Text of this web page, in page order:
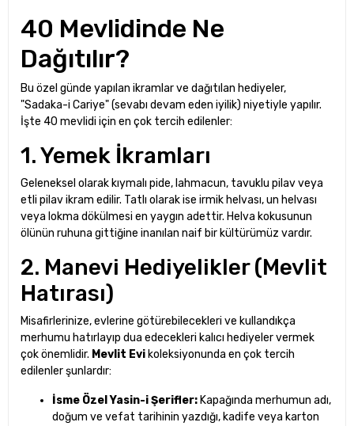
40 Mevlidinde Ne
Dağıtılır?
Bu özel günde yapılan ikramlar ve dağıtılan hediyeler,
"Sadaka-i Cariye" (sevabı devam eden iyilik) niyetiyle yapılır.
İşte 40 mevlidi için en çok tercih edilenler:
1. Yemek İkramları
Geleneksel olarak kıymalı pide, lahmacun, tavuklu pilav veya
etli pilav ikram edilir. Tatlı olarak ise irmik helvası, un helvası
veya lokma dökülmesi en yaygın adettir. Helva kokusunun
ölünün ruhuna gittiğine inanılan naif bir kültürümüz vardır.
2. Manevi Hediyelikler (Mevlit
Hatırası)
Misafirlerinize, evlerine götürebilecekleri ve kullandıkça
merhumu hatırlayıp dua edecekleri kalıcı hediyeler vermek
çok önemlidir. Mevlit Evi koleksiyonunda en çok tercih
edilenler şunlardır:
İsme Özel Yasin-i Şerifler: Kapağında merhumun adı,
doğum ve vefat tarihinin yazdığı, kadife veya karton